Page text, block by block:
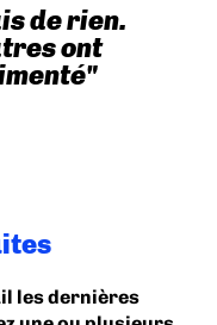
de rien.
ont
les dernières